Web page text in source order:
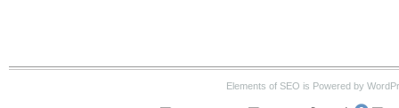
Elements of SEO is Powered by